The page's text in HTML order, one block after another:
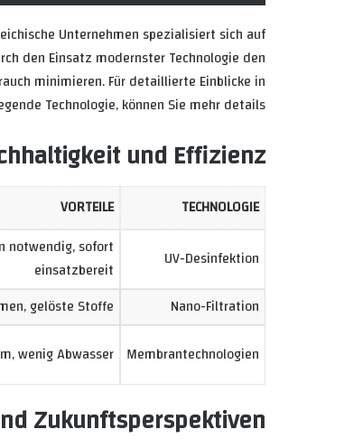
Unternehmen spezialisiert sich auf
den Einsatz modernster Technologie den
minimieren. Für detaillierte Einblicke in
Technologie, können Sie mehr details.
und Effizienz
TECHNOLOGIE
VORTEILE
UV-Desinfektion
notwendig, sofort
einsatzbereit
Nano-Filtration
gelöste Stoffe
Membrantechnologien
wenig Abwasser
Zukunftsperspektiven